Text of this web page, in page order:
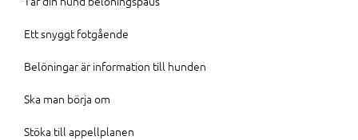
Ett snyggt fotgående
Belöningar är information till hunden
Ska man börja om
Stöka till appellplanen